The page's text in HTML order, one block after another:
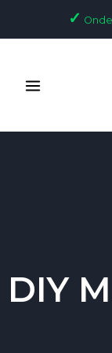
✓
MENU
DIY